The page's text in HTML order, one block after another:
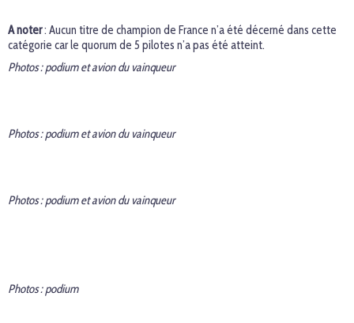
A noter: Aucun titre de champion de France n’a été décerné dans cette
catégorie car le quorum de 5 pilotes n’a pas été atteint.
Photos : podium et avion du vainqueur
Photos : podium et avion du vainqueur
Photos : podium et avion du vainqueur
Photos : podium